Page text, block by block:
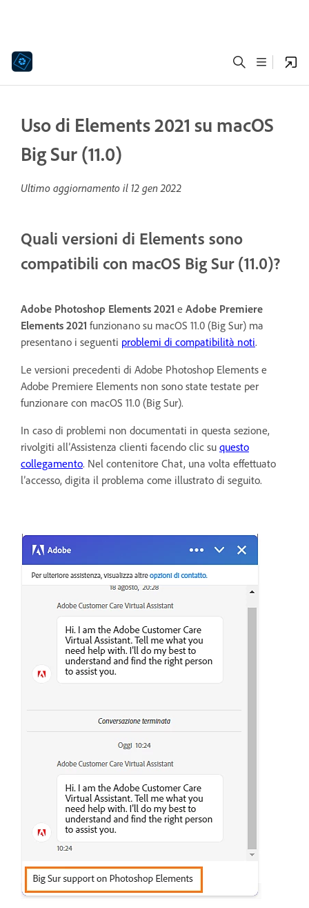
Uso di Elements 2021 su macOS
Big Sur (11.0)
Ultimo aggiornamento il 12 gen 2022
Quali versioni di Elements sono
compatibili con macOS Big Sur (11.0)?
Adobe Photoshop Elements 2021 e Adobe Premiere
Elements 2021 funzionano su macOS 11.0 (Big Sur) ma
presentano i seguenti problemi di compatibilità noti.
Le versioni precedenti di Adobe Photoshop Elements e
Adobe Premiere Elements non sono state testate per
funzionare con macOS 11.0 (Big Sur).
In caso di problemi non documentati in questa sezione,
rivolgiti all’Assistenza clienti facendo clic su questo
collegamento. Nel contenitore Chat, una volta effettuato
l’accesso, digita il problema come illustrato di seguito.